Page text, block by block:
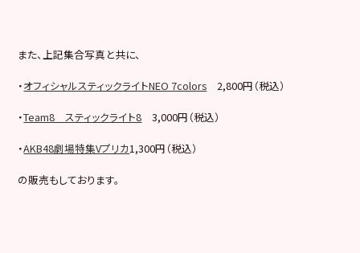
また、上記集合写真と共に、
・オフィシャルスティックライトNEO 7colors 2,800円（税込）
・Team8 スティックライト8 3,000円（税込）
・AKB48劇場特集Vプリカ1,300円（税込）
の販売もしております。